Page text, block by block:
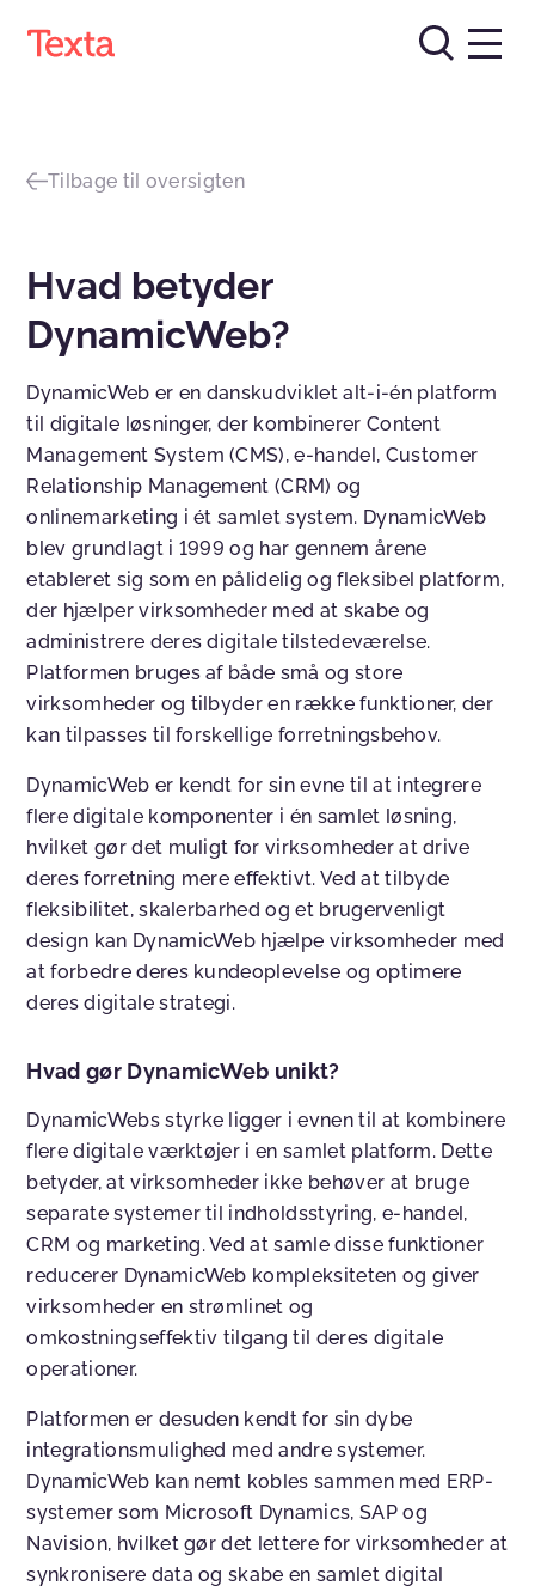
Tilbage til oversigten
Hvad betyder
DynamicWeb?
DynamicWeb er en danskudviklet alt-i-én platform
til digitale løsninger, der kombinerer Content
Management System (CMS), e-handel, Customer
Relationship Management (CRM) og
onlinemarketing i ét samlet system. DynamicWeb
blev grundlagt i 1999 og har gennem årene
etableret sig som en pålidelig og fleksibel platform,
der hjælper virksomheder med at skabe og
administrere deres digitale tilstedeværelse.
Platformen bruges af både små og store
virksomheder og tilbyder en række funktioner, der
kan tilpasses til forskellige forretningsbehov.
DynamicWeb er kendt for sin evne til at integrere
flere digitale komponenter i én samlet løsning,
hvilket gør det muligt for virksomheder at drive
deres forretning mere effektivt. Ved at tilbyde
fleksibilitet, skalerbarhed og et brugervenligt
design kan DynamicWeb hjælpe virksomheder med
at forbedre deres kundeoplevelse og optimere
deres digitale strategi.
Hvad gør DynamicWeb unikt?
DynamicWebs styrke ligger i evnen til at kombinere
flere digitale værktøjer i en samlet platform. Dette
betyder, at virksomheder ikke behøver at bruge
separate systemer til indholdsstyring, e-handel,
CRM og marketing. Ved at samle disse funktioner
reducerer DynamicWeb kompleksiteten og giver
virksomheder en strømlinet og
omkostningseffektiv tilgang til deres digitale
operationer.
Platformen er desuden kendt for sin dybe
integrationsmulighed med andre systemer.
DynamicWeb kan nemt kobles sammen med ERP-
systemer som Microsoft Dynamics, SAP og
Navision, hvilket gør det lettere for virksomheder at
synkronisere data og skabe en samlet digital